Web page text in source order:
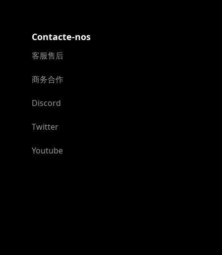
Contacte-nos
客服售后
商务合作
Discord
Twitter
Youtube